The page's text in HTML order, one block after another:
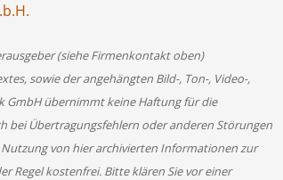
(siehe Firmenkontakt oben)
sowie der angehängten Bild-, Ton-, Video-,
übernimmt keine Haftung für die
bei Übertragungsfehlern oder anderen Störungen
von hier archivierten Informationen zur
Regel kostenfrei. Bitte klären Sie vor einer